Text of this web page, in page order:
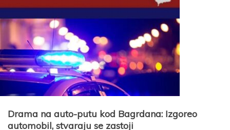
Drama na auto-putu kod Bagrdana: Izgoreo
automobil, stvaraju se zastoji